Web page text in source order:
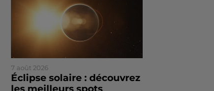
7 août 2026
Éclipse solaire : découvrez